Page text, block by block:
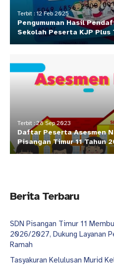
Terbit : 12 Feb 2025
Pengumuman Hasil
Sekolah Peserta KJP Plus
Terbit : 28 Sep 2023
Daftar Peserta Asesmen
Pisangan Timur 11 Tahun
Berita Terbaru
SDN Pisangan Timur 11
2026/2027, Dukung Layanan
Ramah
Tasyakuran Kelulusan Murid